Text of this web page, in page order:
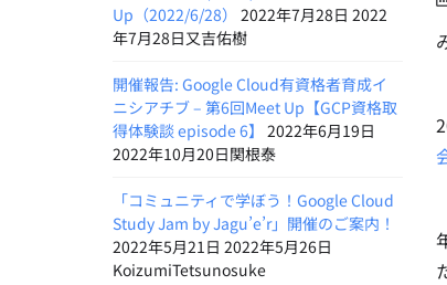
Up（2022/6/28） 2022年7月28日 2022
年7月28日又吉佑樹
開催報告: Google Cloud有資格者育成イ
ニシアチブ – 第6回Meet Up【GCP資格取
得体験談 episode 6】 2022年6月19日
2022年10月20日関根泰
「コミュニティで学ぼう！Google Cloud
Study Jam by Jagu’e’r」開催のご案内！
2022年5月21日 2022年5月26日
KoizumiTetsunosuke